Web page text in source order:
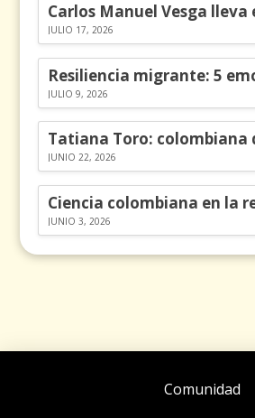
JULIO 17, 2026
JULIO 9, 2026
JUNIO 22, 2026
JUNIO 3, 2026
Comunidad